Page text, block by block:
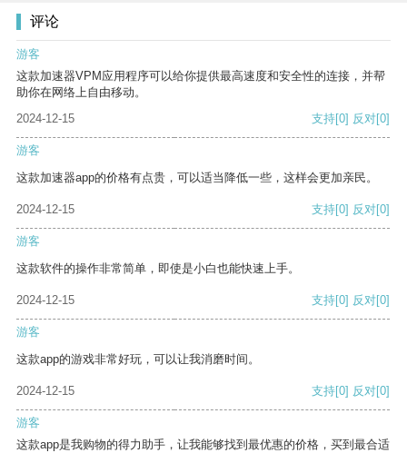
评论
游客
这款加速器VPM应用程序可以给你提供最高速度和安全性的连接，并帮
助你在网络上自由移动。
2024-12-15
支持[0] 反对[0]
游客
这款加速器app的价格有点贵，可以适当降低一些，这样会更加亲民。
2024-12-15 支持[0] 反对[0]
游客
这款软件的操作非常简单，即使是小白也能快速上手。
2024-12-15 支持[0] 反对[0]
游客
这款app的游戏非常好玩，可以让我消磨时间。
2024-12-15 支持[0] 反对[0]
游客
这款app是我购物的得力助手，让我能够找到最优惠的价格，买到最合适